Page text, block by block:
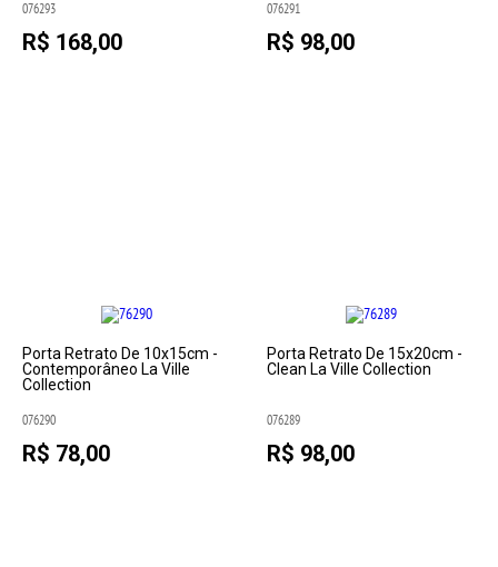
076293
R$ 168,00
076291
R$ 98,00
Porta Retrato De 10x15cm -
Contemporâneo La Ville
Collection
076290
R$ 78,00
Porta Retrato De 15x20cm -
Clean La Ville Collection
076289
R$ 98,00